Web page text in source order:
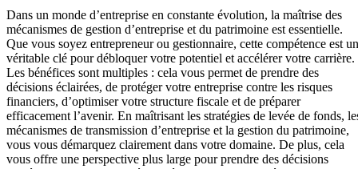
Dans un monde d’entreprise en constante évolution, la maîtrise des
mécanismes de gestion d’entreprise et du patrimoine est essentielle.
Que vous soyez entrepreneur ou gestionnaire, cette compétence est
véritable clé pour débloquer votre potentiel et accélérer votre carrière.
Les bénéfices sont multiples : cela vous permet de prendre des
décisions éclairées, de protéger votre entreprise contre les risques
financiers, d’optimiser votre structure fiscale et de préparer
efficacement l’avenir. En maîtrisant les stratégies de levée de fonds,
mécanismes de transmission d’entreprise et la gestion du patrimoine,
vous vous démarquez clairement dans votre domaine. De plus, cela
vous offre une perspective plus large pour prendre des décisions